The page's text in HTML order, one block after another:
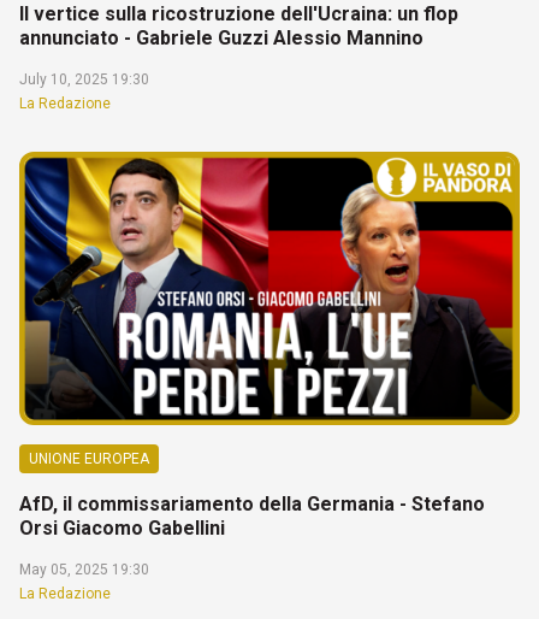
Il vertice sulla ricostruzione dell'Ucraina: un flop
annunciato - Gabriele Guzzi Alessio Mannino
July 10, 2025 19:30
La Redazione
UNIONE EUROPEA
AfD, il commissariamento della Germania - Stefano
Orsi Giacomo Gabellini
May 05, 2025 19:30
La Redazione